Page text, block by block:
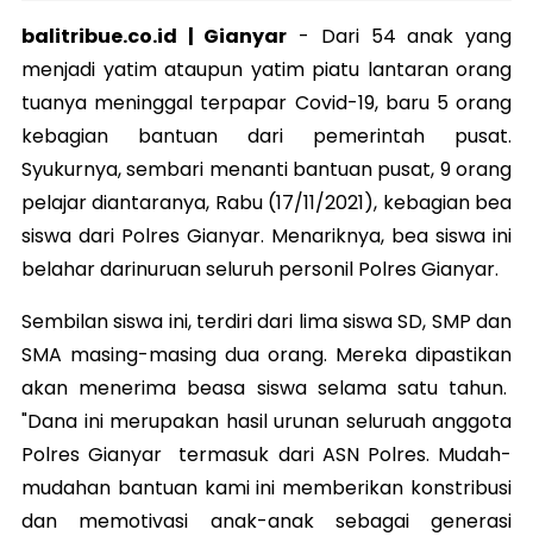
balitribue.co.id | Gianyar - Dari 54 anak yang
menjadi yatim ataupun yatim piatu lantaran orang
tuanya meninggal terpapar Covid-19, baru 5 orang
kebagian bantuan dari pemerintah pusat.
Syukurnya, sembari menanti bantuan pusat, 9 orang
pelajar diantaranya, Rabu (17/11/2021), kebagian bea
siswa dari Polres Gianyar. Menariknya, bea siswa ini
belahar darinuruan seluruh personil Polres Gianyar.
Sembilan siswa ini, terdiri dari lima siswa SD, SMP dan
SMA masing-masing dua orang. Mereka dipastikan
akan menerima beasa siswa selama satu tahun.
"Dana ini merupakan hasil urunan seluruah anggota
Polres Gianyar termasuk dari ASN Polres. Mudah-
mudahan bantuan kami ini memberikan konstribusi
dan memotivasi anak-anak sebagai generasi